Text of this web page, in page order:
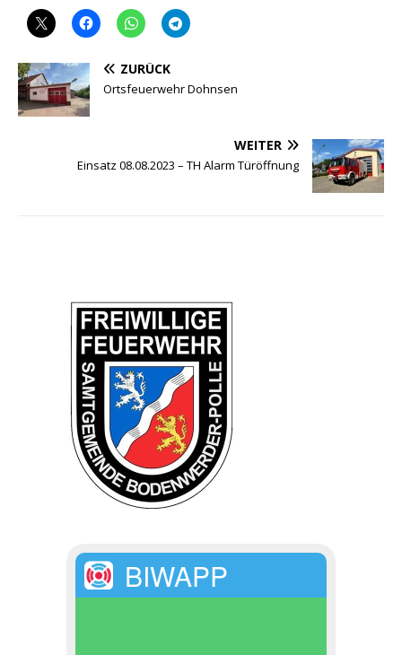
ZURÜCK
Ortsfeuerwehr Dohnsen
WEITER
Einsatz 08.08.2023 – TH Alarm Türöffnung
BIWAPP